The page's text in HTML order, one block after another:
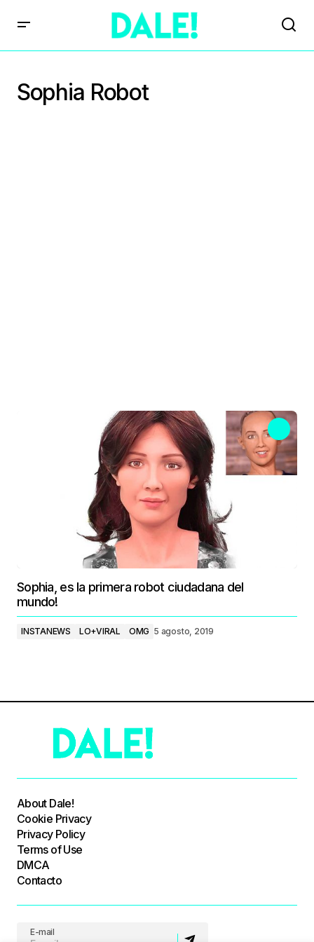
Sophia Robot
Sophia, es la primera robot ciudadana del
mundo!
INSTANEWS LO+VIRAL OMG 5 agosto, 2019
About Dale!
Cookie Privacy
Privacy Policy
Terms of Use
DMCA
Contacto
E-mail